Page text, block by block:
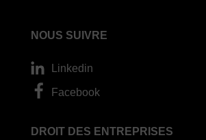
NOUS SUIVRE
Linkedin
Facebook
DROIT DES ENTREPRISES